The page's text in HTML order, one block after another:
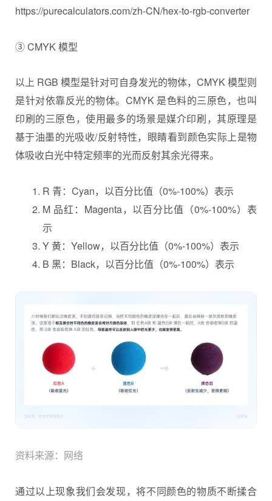
https://purecalculators.com/zh-CN/hex-to-rgb-converter
③ CMYK 模型
以上 RGB 模型是针对可自身发光的物体，CMYK 模型则
是针对依靠反光的物体。CMYK 是色料的三原色，也叫
印刷的三原色，使用最多的场景是媒介印刷，其原理是
基于油墨的光吸收/反射特性，眼睛看到颜色实际上是物
体吸收白光中特定频率的光而反射其余光得来。
R 青：Cyan，以百分比值（0%-100%）表示
M 品红：Magenta，以百分比值（0%-100%）表
示
Y 黄：Yellow，以百分比值（0%-100%）表示
B 黑：Black，以百分比值（0%-100%）表示
资料来源：网络
通过以上现象我们会发现，将不同颜色的物质不断揉合